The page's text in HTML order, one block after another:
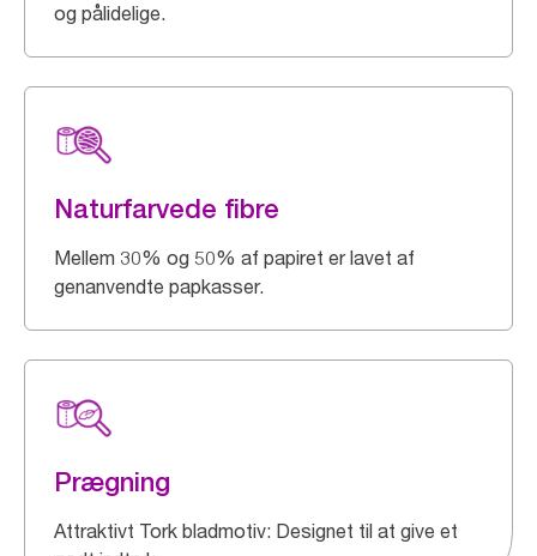
og pålidelige.
Naturfarvede fibre
Mellem 30% og 50% af papiret er lavet af
genanvendte papkasser.
Prægning
Attraktivt Tork bladmotiv: Designet til at give et